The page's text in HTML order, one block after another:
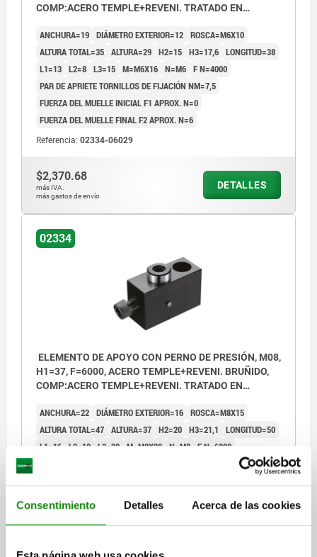
Consentimiento Detalles Acerca de las cookies
M = Tornillo de presión esférico
cabeza cilíndrica con hexágono interior DIN
1) Protección contra torsión
2) Soporte de tornillos
COMP:ACERO TEMPLE+REVENI. TRATADO EN
ANCHURA=19 DIÁMETRO EXTERIOR=12 ROSCA=M6X10
ALTURA TOTAL=35 ALTURA=29 H2=15 H3=17,6 LONGITUD=38
L1=13 L2=8 L3=15 M=M6X16 N=M6 F N=4000
PAR DE APRIETE TORNILLOS DE FIJACIÓN NM=7,5
FUERZA DEL MUELLE INICIAL F1 APROX. N=0
FUERZA DEL MUELLE FINAL F2 APROX. N=6
Referencia: 02334-06029
$2,370.68
más IVA.
más gastos de envío
DETALLES
02334
ELEMENTO DE APOYO CON PERNO DE PRESIÓN, M08,
H1=37, F=6000, ACERO TEMPLE+REVENI. BRUÑIDO,
COMP:ACERO TEMPLE+REVENI. TRATADO EN
ANCHURA=22 DIÁMETRO EXTERIOR=16 ROSCA=M8X15
ALTURA TOTAL=47 ALTURA=37 H2=20 H3=21,1
LONGITUD=50
L1=16 L2=10 L3=20 M=M8X20 N=M8 F N=6000
$2,528.71